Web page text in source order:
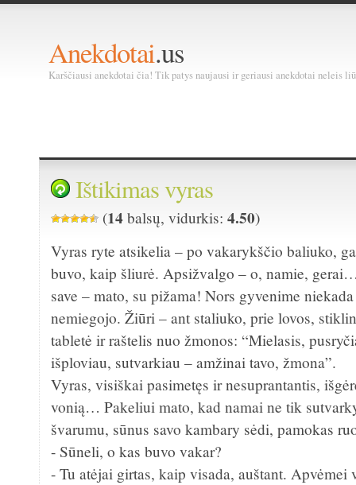
Anekdotai.us
Karščiausi anekdotai čia! Tik patys naujausi ir geriausi anekdotai neleis
Ištikimas vyras
(14 balsų, vidurkis:4.50)
Vyras ryte atsikelia – po vakarykščio baliuko,
buvo, kaip šliurė. Apsižvalgo – o, namie,
save – mato, su pižama! Nors gyvenime
nemiegojo. Žiūri – ant staliuko, prie lovos,
tabletė ir raštelis nuo žmonos: “Mielasis,
išploviau, sutvarkiau – amžinai tavo, žmona”.
Vyras, visiškai pasimetęs ir nesuprantantis,
vonią… Pakeliui mato, kad namai ne tik
švarumu, sūnus savo kambary sėdi, pamokas
- Sūneli, o kas buvo vakar?
- Tu atėjai girtas, kaip visada, auštant.